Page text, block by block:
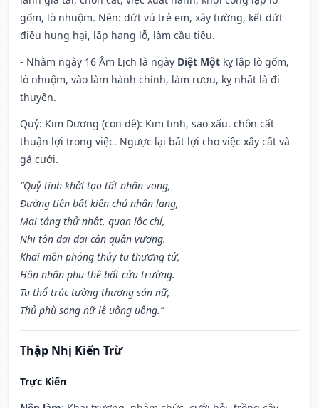
gốm, lò nhuộm. Nên: dứt vú trẻ em, xây tường, kết dứt
điều hung hại, lấp hang lỗ, làm cầu tiêu.
- Nhằm ngày 16 Âm Lịch là ngày Diệt Một kỵ lập lò gốm,
lò nhuộm, vào làm hành chính, làm rượu, kỵ nhất là đi
thuyền.
Quỷ: Kim Dương (con dê): Kim tinh, sao xấu. chôn cất
thuận lợi trong việc. Ngược lại bất lợi cho việc xây cất và
gả cưới.
“Quỷ tinh khởi tạo tất nhân vong,
Đường tiền bất kiến chủ nhân lang,
Mai táng thử nhật, quan lộc chí,
Nhi tôn đại đại cận quân vương.
Khai môn phóng thủy tu thương tử,
Hôn nhân phu thê bất cửu trường.
Tu thổ trúc tường thương sản nữ,
Thủ phù song nữ lệ uông uông.”
Thập Nhị Kiến Trừ
Trực Kiến